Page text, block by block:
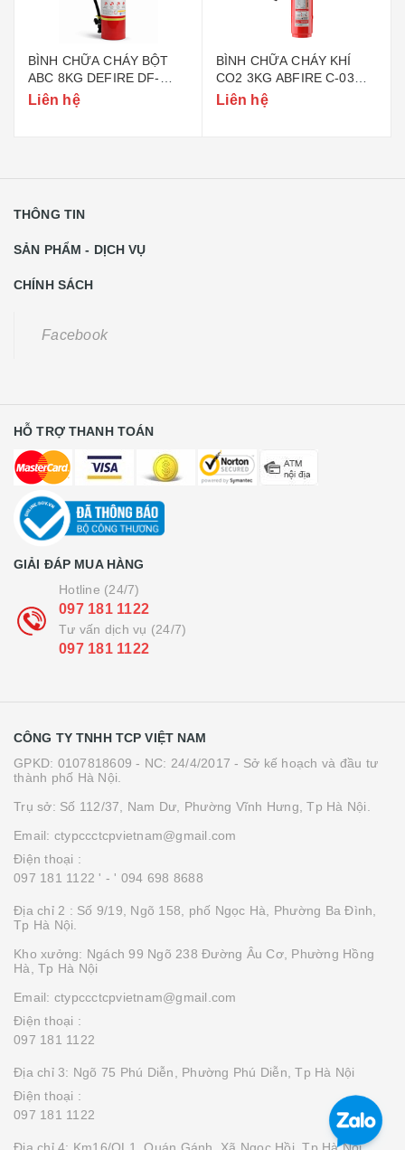
BÌNH CHỮA CHÁY BỘT
ABC 8KG DEFIRE DF-
ABC8 (BỘ CÔNG AN)
Liên hệ
BÌNH CHỮA CHÁY KHÍ
CO2 3KG ABFIRE C-03
(TEM BỘ CÔNG AN)
Liên hệ
THÔNG TIN
SẢN PHẨM - DỊCH VỤ
CHÍNH SÁCH
Facebook
HỖ TRỢ THANH TOÁN
GIẢI ĐÁP MUA HÀNG
Hotline (24/7)
097 181 1122
Tư vấn dịch vụ (24/7)
097 181 1122
CÔNG TY TNHH TCP VIỆT NAM
GPKD: 0107818609 - NC: 24/4/2017 - Sở kế hoạch và đầu tư
thành phố Hà Nội.
Trụ sở: Số 112/37, Nam Dư, Phường Vĩnh Hưng, Tp Hà Nội.
Email: ctypccctcpvietnam@gmail.com
Điện thoại :
097 181 1122 ' - ' 094 698 8688
Địa chỉ 2 : Số 9/19, Ngõ 158, phố Ngọc Hà, Phường Ba Đình,
Tp Hà Nội.
Kho xưởng: Ngách 99 Ngõ 238 Đường Âu Cơ, Phường Hồng
Hà, Tp Hà Nội
Email: ctypccctcpvietnam@gmail.com
Điện thoại :
097 181 1122
Địa chỉ 3: Ngõ 75 Phú Diễn, Phường Phú Diễn, Tp Hà Nội
Điện thoại :
097 181 1122